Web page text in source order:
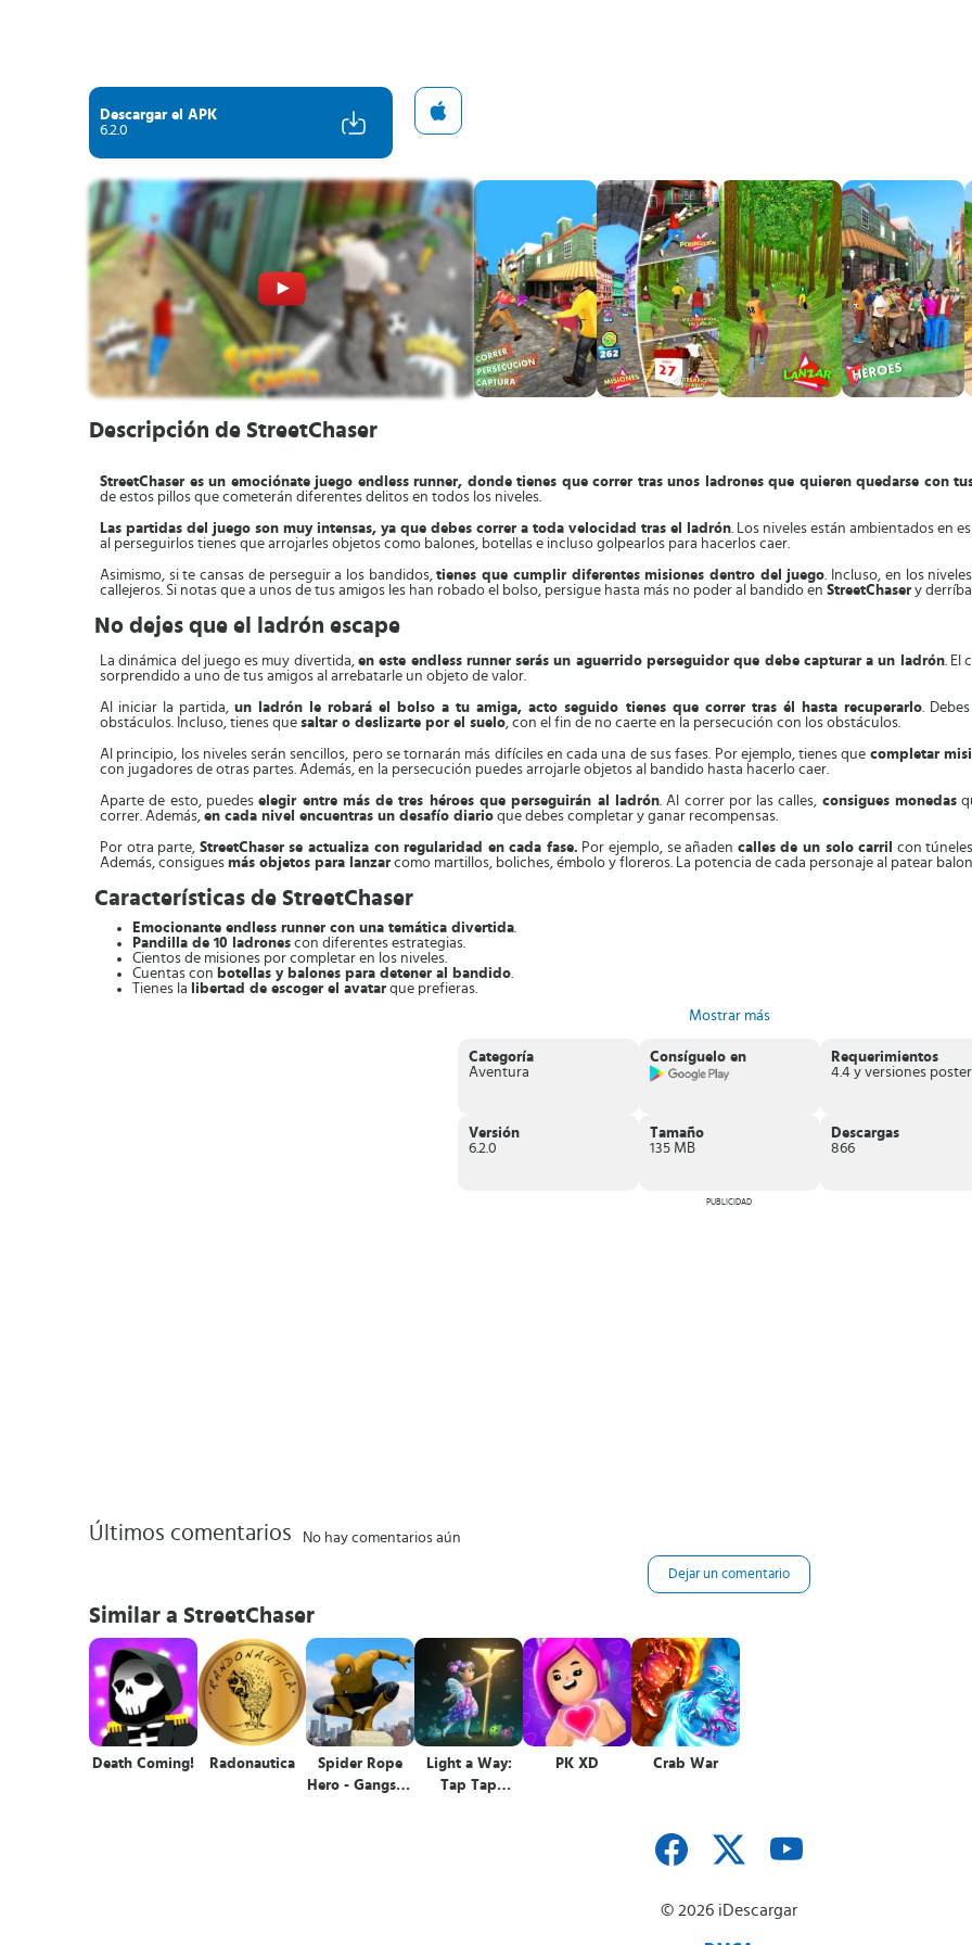
Descargar el APK
6.2.0
Descripción de StreetChaser
StreetChaser es un emociónate juego endless runner, donde tienes que correr tras unos ladrones que quieren quedarse con
de estos pillos que cometerán diferentes delitos en todos los niveles.
Las partidas del juego son muy intensas, ya que debes correr a toda velocidad tras el ladrón. Los niveles están ambientados en
al perseguirlos tienes que arrojarles objetos como balones, botellas e incluso golpearlos para hacerlos caer.
Asimismo, si te cansas de perseguir a los bandidos,tienes que cumplir diferentes misiones dentro del juego. Incluso, en los
callejeros. Si notas que a unos de tus amigos les han robado el bolso, persigue hasta más no poder al bandido en StreetChaser y
No dejes que el ladrón escape
La dinámica del juego es muy divertida, en este endless runner serás un aguerrido perseguidor que debe capturar a un ladrón. El
sorprendido a uno de tus amigos al arrebatarle un objeto de valor.
Al iniciar la partida,un ladrón le robará el bolso a tu amiga, acto seguido tienes que correr tras él hasta recuperarlo. Debes
obstáculos. Incluso, tienes que saltar o deslizarte por el suelo, con el fin de no caerte en la persecución con los obstáculos.
Al principio, los niveles serán sencillos, pero se tornarán más difíciles en cada una de sus fases. Por ejemplo, tienes que completar
con jugadores de otras partes. Además, en la persecución puedes arrojarle objetos al bandido hasta hacerlo caer.
Aparte de esto, puedeselegir entre más de tres héroes que perseguirán al ladrón. Al correr por las calles, consigues monedas
correr. Además, en cada nivel encuentras un desafío diario que debes completar y ganar recompensas.
Por otra parte, StreetChaser se actualiza con regularidad en cada fase. Por ejemplo, se añaden calles de un solo carril
con
Además, consigues más objetos para lanzar como martillos, boliches, émbolo y floreros. La potencia de cada personaje al patear
Características de StreetChaser
Emocionante endless runner con una temática divertida.
Pandilla de 10 ladrones con diferentes estrategias.
Cientos de misiones por completar en los niveles.
Cuentas con botellas y balones para detener al bandido.
Tienes la
libertad de escoger el avatar que prefieras.
Mostrar más
Categoría
Aventura
Consíguelo en
Requerimientos
Versión
6.2.0
Tamaño
135 MB
Descargas
866
PUBLICIDAD
Últimos comentarios No hay comentarios aún
Dejar un comentario
Similar a StreetChaser
Death Coming! Radonautica
Spider Rope
Hero - Gangster
Light a Way:
Tap Tap
PK XD Crab War
© 2026 iDescargar